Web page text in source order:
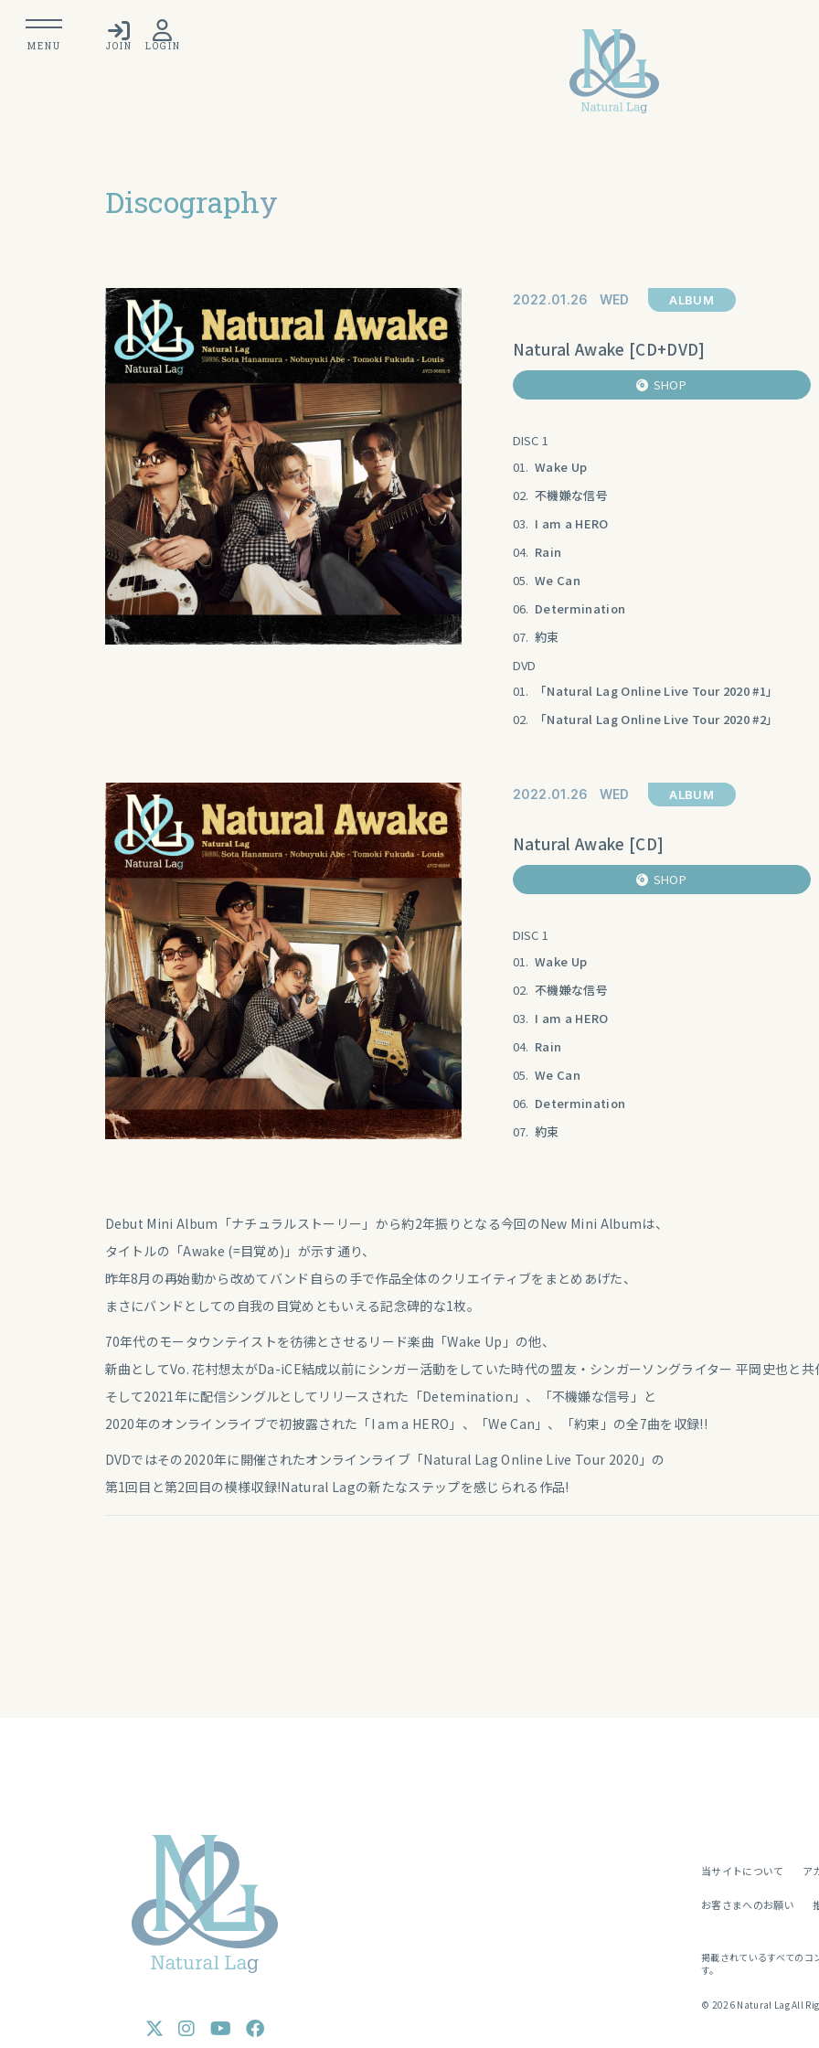
MENU JOIN LOGIN
Discography
2022 01 26 WED ALBUM
Natural Awake [CD+DVD]
SHOP
DISC 1
01. Wake Up
02. 不機嫌な信号
03. I am a HERO
04. Rain
05. We Can
06. Determination
07. 約束
DVD
01.
「Natural Lag Online Live Tour 2020 #1」
02.
「Natural Lag Online Live Tour 2020 #2」
2022 01 26 WED ALBUM
Natural Awake [CD]
SHOP
DISC 1
01. Wake Up
02. 不機嫌な信号
03. I am a HERO
04. Rain
05. We Can
06. Determination
07. 約束
Debut Mini Album「ナチュラルストーリー」から約2年振りとなる今回のNew Mini Albumは、
タイトルの「Awake (=目覚め)」が示す通り、
昨年8月の再始動から改めてバンド自らの手で作品全体のクリエイティブをまとめあげた、
まさにバンドとしての自我の目覚めともいえる記念碑的な1枚。
70年代のモータウンテイストを彷彿とさせるリード楽曲「Wake Up」の他、
新曲としてVo. 花村想太がDa-iCE結成以前にシンガー活動をしていた時代の盟友・シンガーソングライター 平岡史也と共
そして2021年に配信シングルとしてリリースされた「Detemination」、「不機嫌な信号」と
2020年のオンラインライブで初披露された「I am a HERO」、「We Can」、「約束」の全7曲を収録!!
DVDではその2020年に開催されたオンラインライブ「Natural Lag Online Live Tour 2020」の
第1回目と第2回目の模様収録!Natural Lagの新たなステップを感じられる作品!
当サイトについて ア
お客さまへのお願い
掲載されているすべてのコ
す。
© 2026 Natural Lag All